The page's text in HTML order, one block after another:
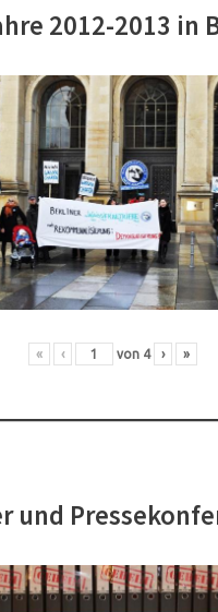
2012-2013 in
« ‹ von 4 › »
und